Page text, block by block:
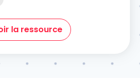
la ressource